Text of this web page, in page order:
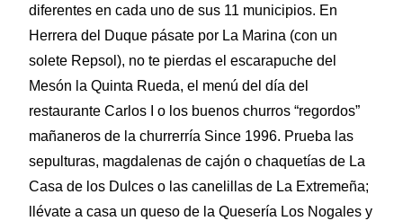
diferentes en cada uno de sus 11 municipios. En
Herrera del Duque pásate por La Marina (con un
solete Repsol), no te pierdas el escarapuche del
Mesón la Quinta Rueda, el menú del día del
restaurante Carlos I o los buenos churros “regordos”
mañaneros de la churrerría Since 1996. Prueba las
sepulturas, magdalenas de cajón o chaquetías de La
Casa de los Dulces o las canelillas de La Extremeña;
llévate a casa un queso de la Quesería Los Nogales y